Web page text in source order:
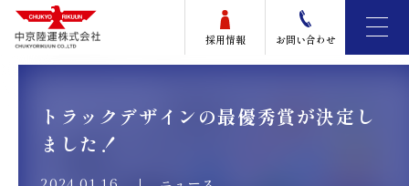
採用情報 お問い合わせ
トラックデザインの最優秀賞が決定し
ました！